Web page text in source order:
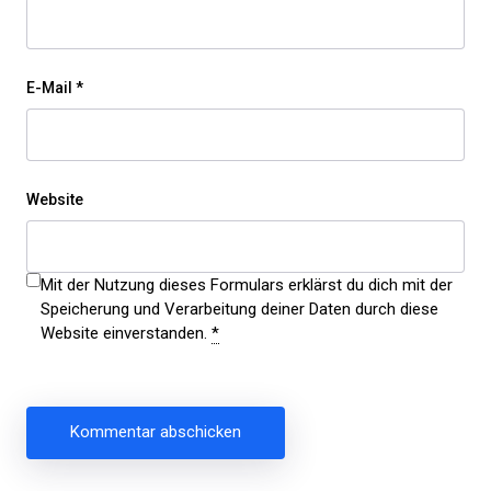
E-Mail *
Website
Mit der Nutzung dieses Formulars erklärst du dich mit der
Speicherung und Verarbeitung deiner Daten durch diese
Website einverstanden. *